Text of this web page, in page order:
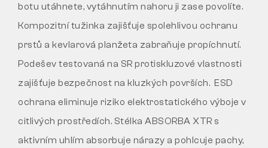
botu utáhnete, vytáhnutím nahoru ji zase povolíte.
Kompozitní tužinka zajišťuje spolehlivou ochranu
prstů a kevlarová planžeta zabraňuje propíchnutí.
Podešev testovaná na SR protiskluzové vlastnosti
zajišťuje bezpečnost na kluzkých površích. ESD
ochrana eliminuje riziko elektrostatického výboje v
citlivých prostředích. Stélka ABSORBA XTR s
aktivním uhlím absorbuje nárazy a pohlcuje pachy,